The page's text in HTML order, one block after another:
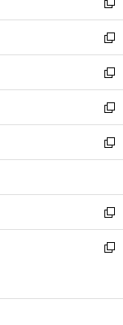
開
く
ド
ウ
で
開
く
ィ
ン
ド
ウ
で
開
く
新
し
い
ウ
ィ
ン
ド
ウ
で
開
新
し
い
ウ
ィ
ン
ド
ウ
開
く
新
し
い
ウ
ィ
ン
ウ
で
開
く
新
し
い
ウ
ン
ド
ウ
で
新
し
ウ
ィ
ン
ド
開
新
し
い
ン
新
ウ